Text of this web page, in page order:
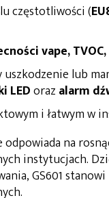
częstotliwości (
vape, TVOC,
uszkodzenie lub
LEDoraz alarm
i łatwym w
na
instytucjach.
GS601